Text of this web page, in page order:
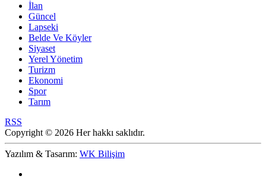
İlan
Güncel
Lapseki
Belde Ve Köyler
Siyaset
Yerel Yönetim
Turizm
Ekonomi
Spor
Tarım
RSS
Copyright © 2026 Her hakkı saklıdır.
Yazılım & Tasarım: WK Bilişim